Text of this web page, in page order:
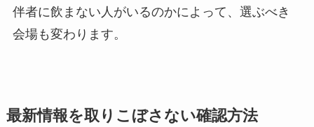
伴者に飲まない人がいるのかによって、選ぶべき
会場も変わります。
最新情報を取りこぼさない確認方法